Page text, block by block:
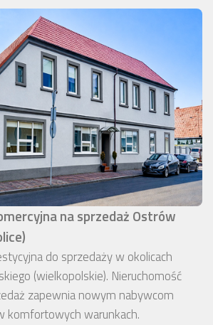
na sprzedaż Ostrów
do sprzedaży w okolicach
(wielkopolskie). Nieruchomość
zapewnia nowym nabywcom
komfortowych warunkach.